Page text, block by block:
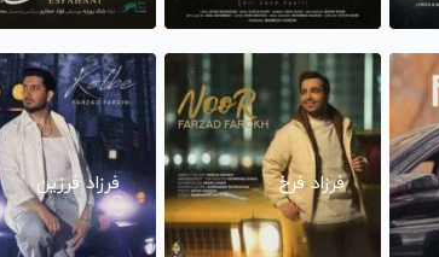
فرزاد فرخ فرزاد فرزین